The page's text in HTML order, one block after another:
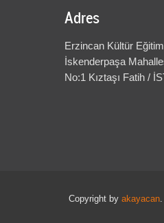
Adres
Erzincan Kültür Eğitim
İskenderpaşa
No:1 Kıztaşı Fatih /
Copyright by akayacan.